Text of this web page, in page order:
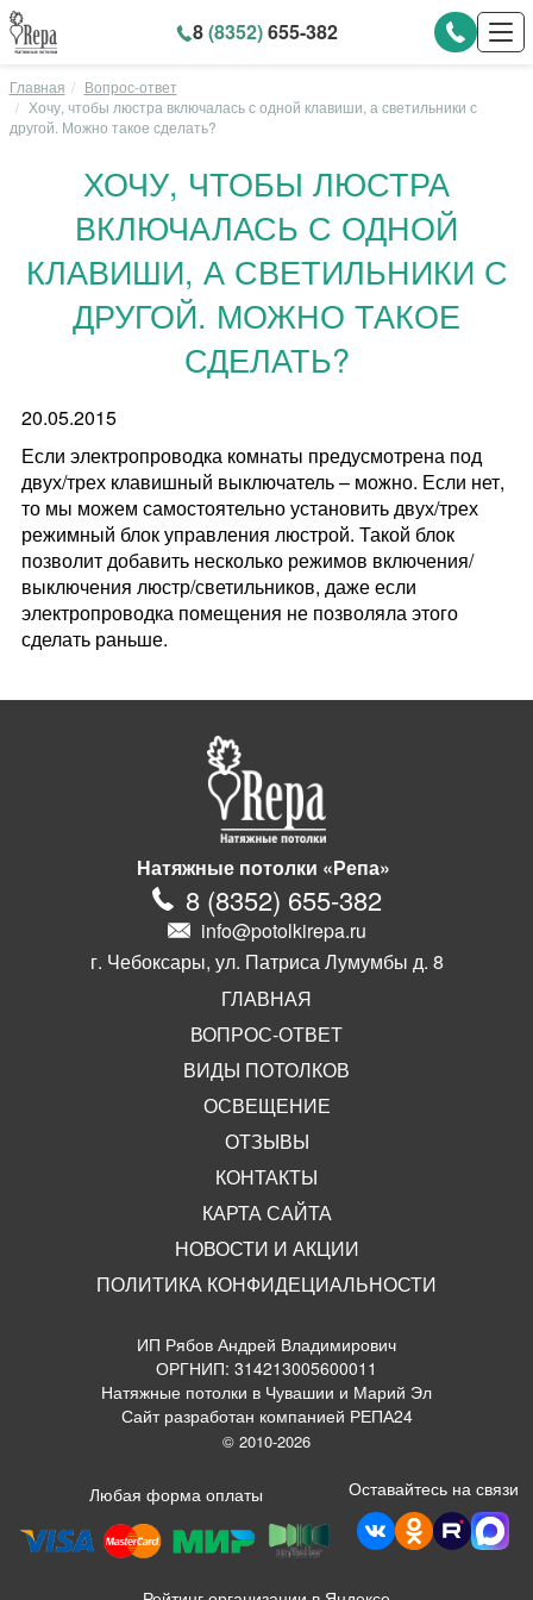
8(8352)655-382
Главная
Вопрос-ответ
Хочу, чтобы люстра включалась с одной клавиши, а светильники с
другой. Можно такое сделать?
ХОЧУ, ЧТОБЫ ЛЮСТРА
ВКЛЮЧАЛАСЬ С ОДНОЙ
КЛАВИШИ, А СВЕТИЛЬНИКИ С
ДРУГОЙ. МОЖНО ТАКОЕ
СДЕЛАТЬ?
20.05.2015
Если электропроводка комнаты предусмотрена под
двух/трех клавишный выключатель – можно. Если нет,
то мы можем самостоятельно установить двух/трех
режимный блок управления люстрой. Такой блок
позволит добавить несколько режимов включения/
выключения люстр/светильников, даже если
электропроводка помещения не позволяла этого
сделать раньше.
Натяжные потолки «Репа»
8 (8352) 655-382
info@potolkirepa.ru
г. Чебоксары, ул. Патриса Лумумбы д. 8
ГЛАВНАЯ
ВОПРОС-ОТВЕТ
ВИДЫ ПОТОЛКОВ
ОСВЕЩЕНИЕ
ОТЗЫВЫ
КОНТАКТЫ
КАРТА САЙТА
НОВОСТИ И АКЦИИ
ПОЛИТИКА КОНФИДЕЦИАЛЬНОСТИ
ИП Рябов Андрей Владимирович
ОРГНИП: 314213005600011
Натяжные потолки в Чувашии и Марий Эл
Сайт разработан компанией РЕПА24
© 2010-2026
Любая форма оплаты Оставайтесь на связи